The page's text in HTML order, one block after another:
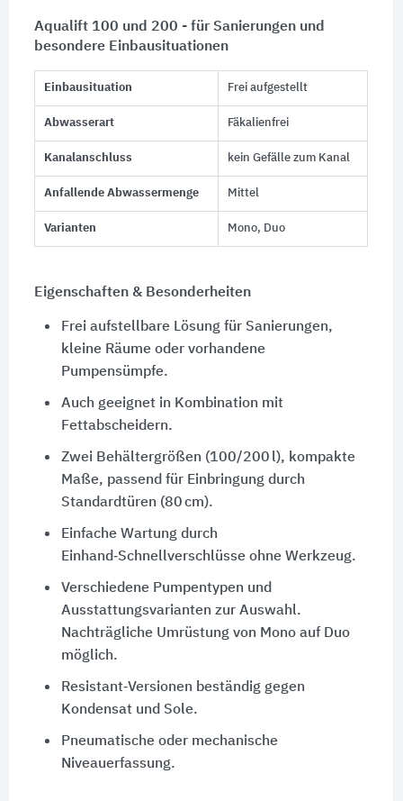
Aqualift 100 und 200 - für Sanierungen und
besondere Einbausituationen
Einbausituation Frei aufgestellt
Abwasserart Fäkalienfrei
Kanalanschluss kein Gefälle zum Kanal
Anfallende Abwassermenge Mittel
Varianten Mono, Duo
Eigenschaften & Besonderheiten
Frei aufstellbare Lösung für Sanierungen,
kleine Räume oder vorhandene
Pumpensümpfe.
Auch geeignet in Kombination mit
Fettabscheidern.
Zwei Behältergrößen (100/200 l), kompakte
Maße, passend für Einbringung durch
Standardtüren (80 cm).
Einfache Wartung durch
Einhand‑Schnellverschlüsse ohne Werkzeug.
Verschiedene Pumpentypen und
Ausstattungsvarianten zur Auswahl.
Nachträgliche Umrüstung von Mono auf Duo
möglich.
Resistant‑Versionen beständig gegen
Kondensat und Sole.
Pneumatische oder mechanische
Niveauerfassung.